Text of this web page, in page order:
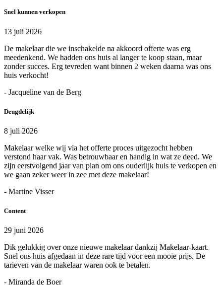
Snel kunnen verkopen
13 juli 2026
De makelaar die we inschakelde na akkoord offerte was erg
meedenkend. We hadden ons huis al langer te koop staan, maar
zonder succes. Erg tevreden want binnen 2 weken daarna was ons
huis verkocht!
- Jacqueline van de Berg
Deugdelijk
8 juli 2026
Makelaar welke wij via het offerte proces uitgezocht hebben
verstond haar vak. Was betrouwbaar en handig in wat ze deed. We
zijn eerstvolgend jaar van plan om ons ouderlijk huis te verkopen en
we gaan zeker weer in zee met deze makelaar!
- Martine Visser
Content
29 juni 2026
Dik gelukkig over onze nieuwe makelaar dankzij Makelaar-kaart.
Snel ons huis afgedaan in deze rare tijd voor een mooie prijs. De
tarieven van de makelaar waren ook te betalen.
- Miranda de Boer